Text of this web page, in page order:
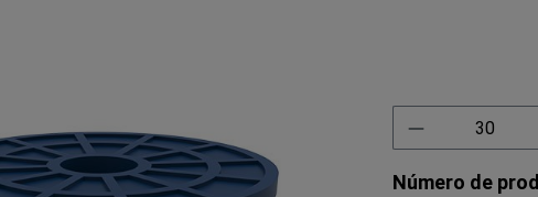
Cantidad
Número de